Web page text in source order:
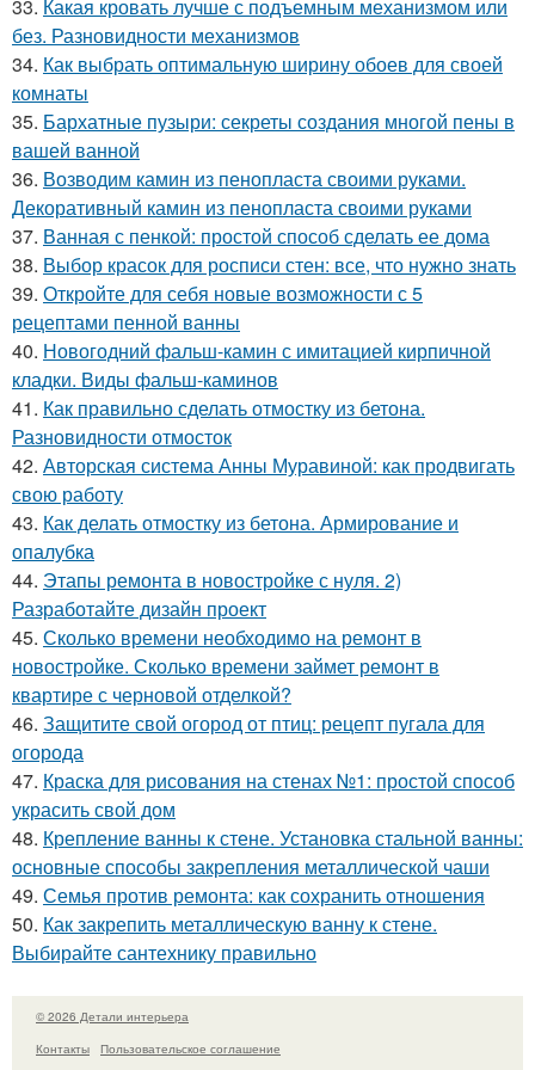
33. Какая кровать лучше с подъемным механизмом или
без. Разновидности механизмов
34. Как выбрать оптимальную ширину обоев для своей
комнаты
35. Бархатные пузыри: секреты создания многой пены в
вашей ванной
36. Возводим камин из пенопласта своими руками.
Декоративный камин из пенопласта своими руками
37. Ванная с пенкой: простой способ сделать ее дома
38. Выбор красок для росписи стен: все, что нужно знать
39. Откройте для себя новые возможности с 5
рецептами пенной ванны
40. Новогодний фальш-камин с имитацией кирпичной
кладки. Виды фальш-каминов
41. Как правильно сделать отмостку из бетона.
Разновидности отмосток
42. Авторская система Анны Муравиной: как продвигать
свою работу
43. Как делать отмостку из бетона. Армирование и
опалубка
44. Этапы ремонта в новостройке с нуля. 2)
Разработайте дизайн проект
45. Сколько времени необходимо на ремонт в
новостройке. Сколько времени займет ремонт в
квартире с черновой отделкой?
46. Защитите свой огород от птиц: рецепт пугала для
огорода
47. Краска для рисования на стенах №1: простой способ
украсить свой дом
48. Крепление ванны к стене. Установка стальной ванны:
основные способы закрепления металлической чаши
49. Семья против ремонта: как сохранить отношения
50. Как закрепить металлическую ванну к стене.
Выбирайте сантехнику правильно
© 2026 Детали интерьера
Контакты
Пользовательское соглашение